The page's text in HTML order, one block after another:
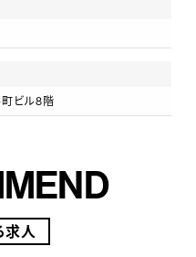
ビル8階
求人